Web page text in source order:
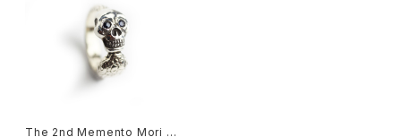
The 2nd Memento Mori Sk